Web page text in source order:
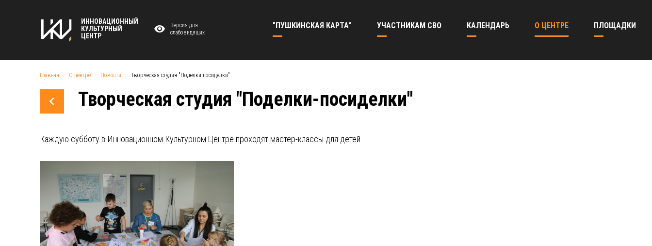
ИННОВАЦИОННЫЙ
КУЛЬТУРНЫЙ
ЦЕНТР
Версия для
слабовидящих
"ПУШКИНСКАЯ КАРТА" УЧАСТНИКАМ СВО КАЛЕНДАРЬ О ЦЕНТРЕ ПЛОЩАДКИ
Главная О центре Новости Творческая студия "Поделки-посиделки"
Творческая студия "Поделки-посиделки"
Каждую субботу в Инновационном Культурном Центре проходят мастер-классы для детей.